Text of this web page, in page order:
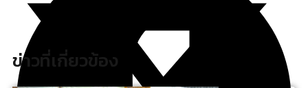
ข่าวที่เกี่ยวข้อง